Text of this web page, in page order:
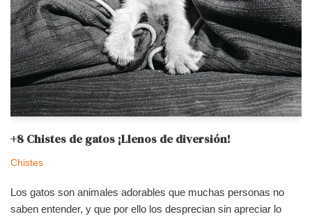
+8 Chistes de gatos ¡Llenos de diversión!
Chistes
Los gatos son animales adorables que muchas personas no
saben entender, y que por ello los desprecian sin apreciar lo